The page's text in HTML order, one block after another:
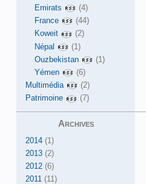
Emirats
(4)
France
(44)
Koweit
(2)
Népal
(1)
Ouzbekistan
(1)
Yémen
(6)
Multimédia
(2)
Patrimoine
(7)
Archives
2014 (1)
2013 (2)
2012 (6)
2011 (11)